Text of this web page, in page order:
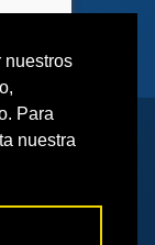
nuestros
Para
nuestra
send